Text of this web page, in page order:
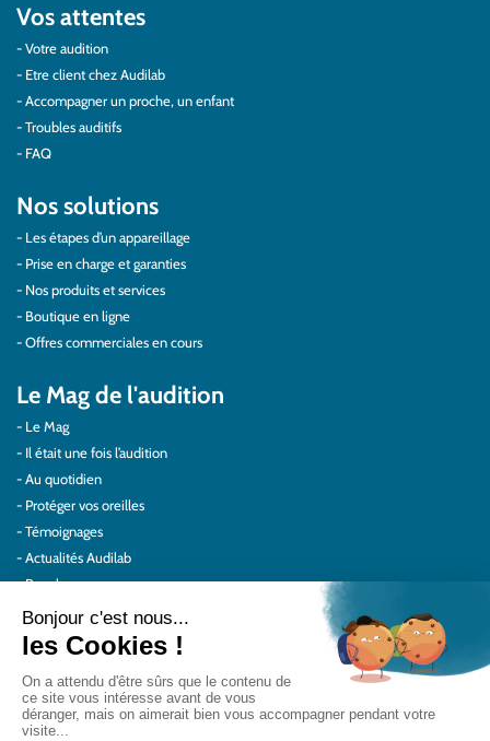
Vos attentes
Votre audition
Etre client chez Audilab
Accompagner un proche, un enfant
Troubles auditifs
FAQ
Nos solutions
Les étapes d’un appareillage
Prise en charge et garanties
Nos produits et services
Boutique en ligne
Offres commerciales en cours
Le Mag de l'audition
Le Mag
Il était une fois l’audition
Au quotidien
Protéger vos oreilles
Témoignages
Actualités Audilab
Pour les pros
Le réseau Audilab
Le choix de la qualité
Le Comité Scientifique Audilab